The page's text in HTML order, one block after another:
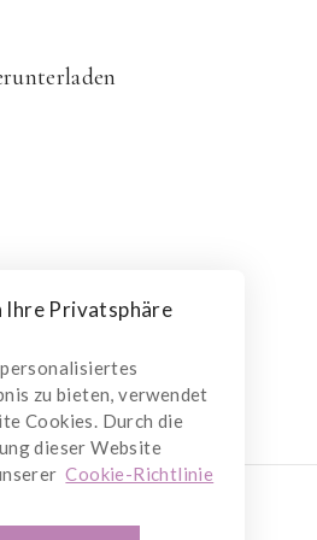
Ihre Privatsphäre
zu bieten, verwendet
Cookies. Durch die
dieser Website
Cookie-Richtlinie